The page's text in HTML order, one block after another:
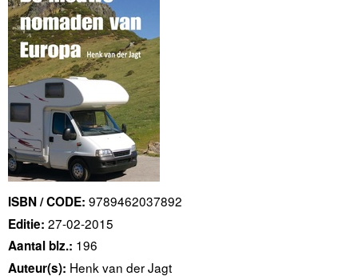
ISBN / CODE: 9789462037892
Editie: 27-02-2015
Aantal blz.: 196
Auteur(s): Henk van der Jagt